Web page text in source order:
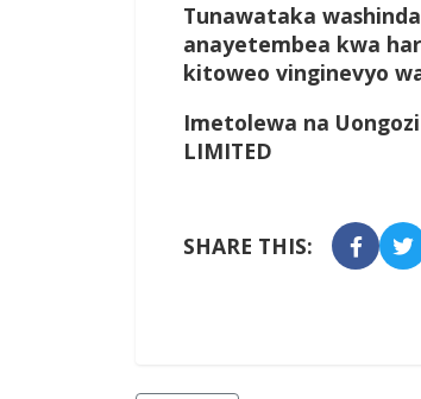
Tunawataka
anayetembea kwa
kitoweo vinginevyo
Imetolewa na Uongozi
LIMITED
SHARE THIS: